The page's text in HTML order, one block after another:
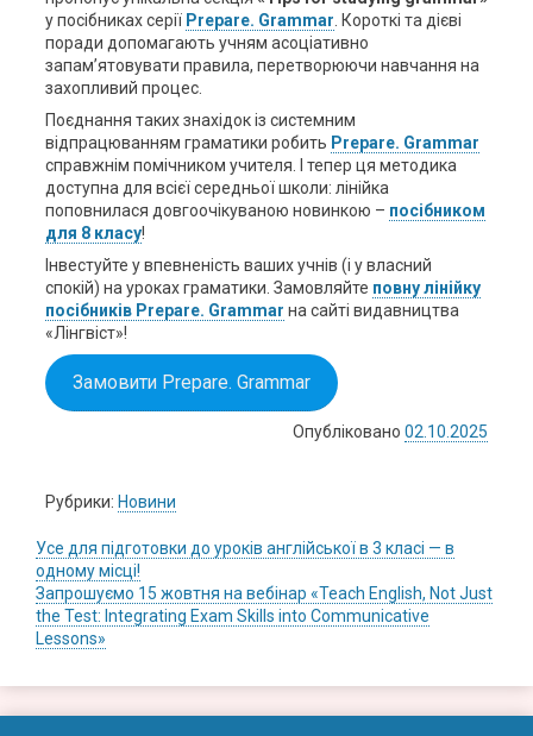
у посібниках серії Prepare. Grammar . Короткі та дієві
поради допомагають учням асоціативно
запам’ятовувати правила, перетворюючи навчання на
захопливий процес.
Поєднання таких знахідок із системним
відпрацюванням граматики робить Prepare. Grammar
справжнім помічником учителя. І тепер ця методика
доступна для всієї середньої школи: лінійка
поповнилася довгоочікуваною новинкою – посібником
для 8 класу!
Інвестуйте у впевненість ваших учнів (і у власний
спокій) на уроках граматики. Замовляйте повну лінійку
посібників Prepare. Grammar на сайті видавництва
«Лінгвіст»!
Замовити Prepare. Grammar
Опубліковано02.10.2025
Рубрики: Новини
Навігація
записів
Усе для підготовки до уроків англійської в 3 класі — в
одному місці!
Запрошуємо 15 жовтня на вебінар «Teach English, Not Just
the Test: Integrating Exam Skills into Communicative
Lessons»